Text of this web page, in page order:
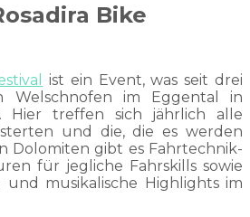
Bike
ist ein Event, was seit drei
Welschnofen im Eggental in
Hier treffen sich jährlich alle
und die, die es werden
Dolomiten gibt es Fahrtechnik-
für jegliche Fahrskills sowie
und musikalische Highlights im